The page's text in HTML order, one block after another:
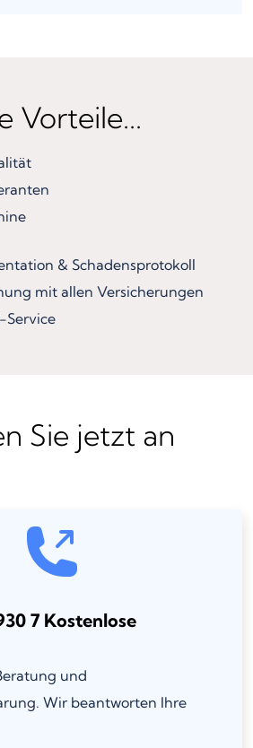
Vorteile...
& Schadensprotokoll
mit allen Versicherungen
Sie jetzt an
7 Kostenlose
und
Wir beantworten Ihre